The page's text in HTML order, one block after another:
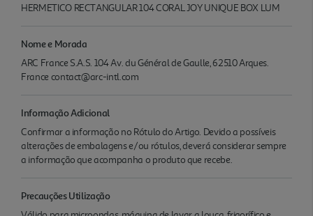
HERMETICO RECTANGULAR 104 CORAL JOY UNIQUE BOX LUM
Nome e Morada
ARC France S.A.S. 104 Av. du Général de Gaulle, 62510 Arques.
France contact@arc-intl.com
Informação Adicional
Confirmar a informação no Rótulo do Artigo. Devido a possíveis
alterações de embalagens e/ou rótulos, deverá considerar sempre
a informação que acompanha o produto que recebe.
Precauções Utilização